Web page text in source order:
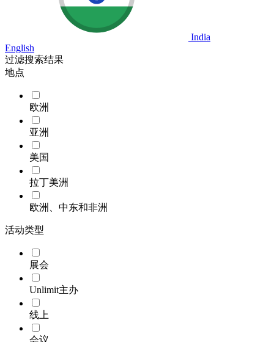
India
English
过滤搜索结果
地点
欧洲
亚洲
美国
拉丁美洲
欧洲、中东和非洲
活动类型
展会
Unlimit主办
线上
会议